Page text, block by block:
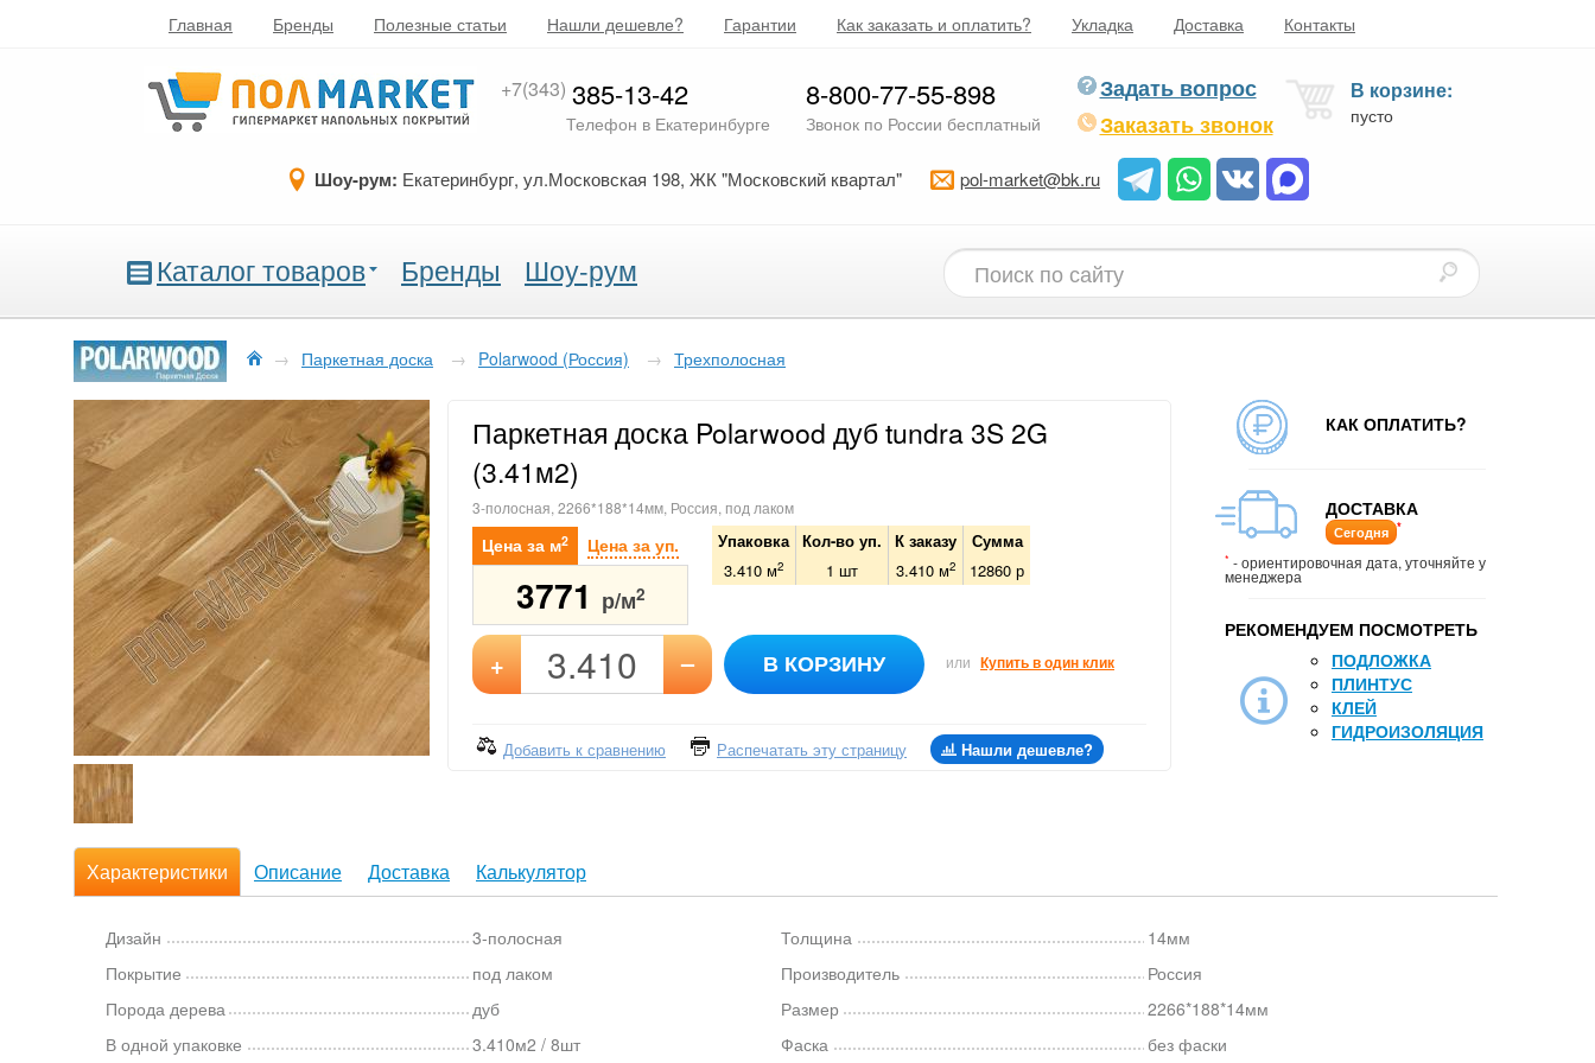
Главная Бренды Полезные статьи Нашли дешевле? Гарантии Как заказать и оплатить? Укладка Доставка Контакты
+7(343) 385-13-42
Телефон в Екатеринбурге
8-800-77-55-898
Звонок по России бесплатный
Задать вопрос
Заказать звонок
В корзине:
пусто
Шоу-рум: Екатеринбург, ул.Московская 198, ЖК "Московский квартал" pol-market@bk.ru
Каталог товаров Бренды Шоу-рум
→ Паркетная доска → Polarwood (Россия) → Трехполосная
Паркетная доска Polarwood дуб tundra 3S 2G
(3.41м2)
3-полосная, 2266*188*14мм, Россия, под лаком
Цена за м2 Цена за уп.
3771 р/м2
Упаковка Кол-во уп. К заказу
Сумма
3.410 м2 1 шт 3.410 м2 12860 р
+ – В КОРЗИНУ или Купить в один клик
Добавить к сравнению Распечатать эту страницу Нашли дешевле?
КАК ОПЛАТИТЬ?
ДОСТАВКА
Сегодня *
* - ориентировочная дата, уточняйте у
менеджера
РЕКОМЕНДУЕМ ПОСМОТРЕТЬ
ПОДЛОЖКА
ПЛИНТУС
КЛЕЙ
ГИДРОИЗОЛЯЦИЯ
Характеристики Описание Доставка Калькулятор
Дизайн
3-полосная
Покрытие
под лаком
Порода дерева
дуб
В одной упаковке
3.410м2 / 8шт
Толщина
14мм
Производитель
Россия
Размер
2266*188*14мм
Фаска
без фаски